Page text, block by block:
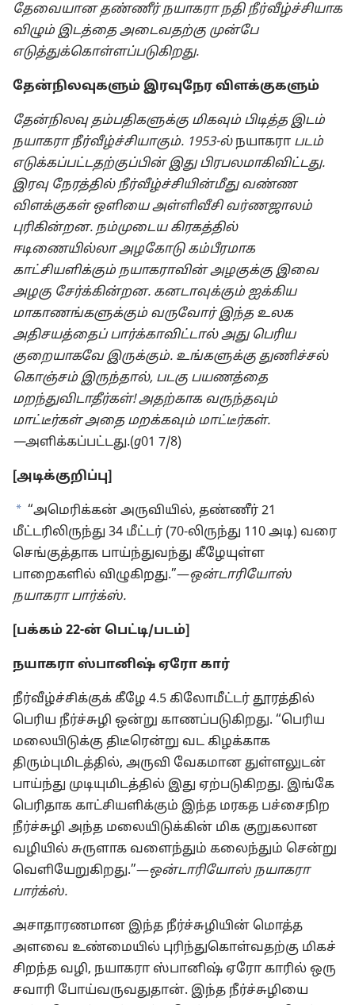
தேவையான தண்ணீர் நயாகரா நதி நீர்வீழ்ச்சியாக
விழும் இடத்தை அடைவதற்கு முன்பே
எடுத்துக்கொள்ளப்படுகிறது.
தேன்நிலவுகளும் இரவுநேர விளக்குகளும்
தேன்நிலவு தம்பதிகளுக்கு மிகவும் பிடித்த இடம்
நயாகரா நீர்வீழ்ச்சியாகும். 1953-⁠ல்நயாகரா படம்
எடுக்கப்பட்டதற்குப்பின் இது பிரபலமாகிவிட்டது.
இரவு நேரத்தில் நீர்வீழ்ச்சியின்மீது வண்ண
விளக்குகள் ஒளியை அள்ளிவீசி வர்ணஜாலம்
புரிகின்றன. நம்முடைய கிரகத்தில்
ஈடிணையில்லா அழகோடு கம்பீரமாக
காட்சியளிக்கும் நயாகராவின் அழகுக்கு இவை
அழகு சேர்க்கின்றன. கனடாவுக்கும் ஐக்கிய
மாகாணங்களுக்கும் வருவோர் இந்த உலக
அதிசயத்தைப் பார்க்காவிட்டால் அது பெரிய
குறையாகவே இருக்கும். உங்களுக்கு துணிச்சல்
கொஞ்சம் இருந்தால், படகு பயணத்தை
மறந்துவிடாதீர்கள்! அதற்காக வருந்தவும்
மாட்டீர்கள் அதை மறக்கவும் மாட்டீர்கள்.​
—⁠அளிக்கப்பட்டது.(g01 7/8)
[அடிக்குறிப்பு]
a “அமெரிக்கன் அருவியில், தண்ணீர் 21
மீட்டரிலிருந்து 34 மீட்டர் (70-லிருந்து 110 அடி) வரை
செங்குத்தாக பாய்ந்துவந்து கீழேயுள்ள
பாறைகளில் விழுகிறது.”​—⁠ஒன்டாரியோஸ்
நயாகரா பார்க்ஸ்.
[பக்கம் 22-ன் பெட்டி/படம்]
நயாகரா ஸ்பானிஷ் ஏரோ கார்
நீர்வீழ்ச்சிக்குக் கீழே 4.5 கிலோமீட்டர் தூரத்தில்
பெரிய நீர்ச்சுழி ஒன்று காணப்படுகிறது. “பெரிய
மலையிடுக்கு திடீரென்று வட கிழக்காக
திரும்புமிடத்தில், அருவி வேகமான துள்ளலுடன்
பாய்ந்து முடியுமிடத்தில் இது ஏற்படுகிறது. இங்கே
பெரிதாக காட்சியளிக்கும் இந்த மரகத பச்சைநிற
நீர்ச்சுழி அந்த மலையிடுக்கின் மிக குறுகலான
வழியில் சுருளாக வளைந்தும் கலைந்தும் சென்று
வெளியேறுகிறது.”​—⁠ஒன்டாரியோஸ் நயாகரா
பார்க்ஸ்.
அசாதாரணமான இந்த நீர்ச்சுழியின் மொத்த
அளவை உண்மையில் புரிந்துகொள்வதற்கு மிகச்
சிறந்த வழி, நயாகரா ஸ்பானிஷ் ஏரோ காரில் ஒரு
சவாரி போய்வருவதுதான். இந்த நீர்ச்சுழியை